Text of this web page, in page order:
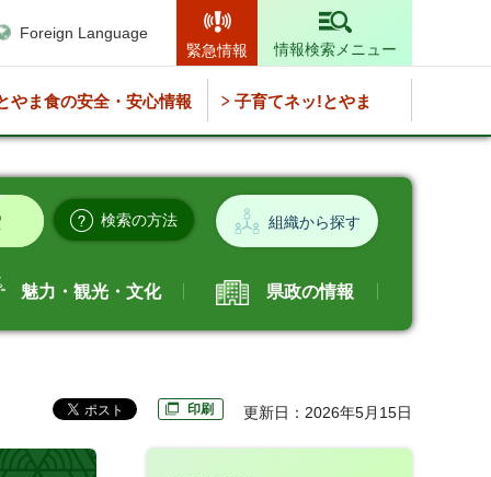
Foreign Language
緊急情報
情報検索メニュー
やま食の安全・安心情報 子育てネッ!とやま
検索の方法 組織から探す
魅力・観光・文化 県政の情報
印刷 更新日：2026年5月15日